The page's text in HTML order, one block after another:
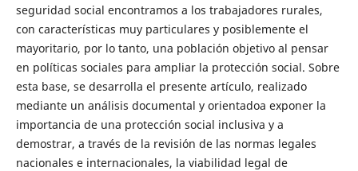
seguridad social encontramos a los trabajadores rurales,
con características muy particulares y posiblemente el
mayoritario, por lo tanto, una población objetivo al pensar
en políticas sociales para ampliar la protección social. Sobre
esta base, se desarrolla el presente artículo, realizado
mediante un análisis documental y orientadoa exponer la
importancia de una protección social inclusiva y a
demostrar, a través de la revisión de las normas legales
nacionales e internacionales, la viabilidad legal de